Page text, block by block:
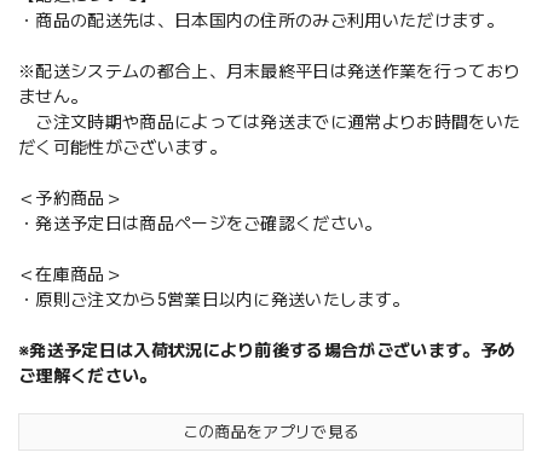
・商品の配送先は、日本国内の住所のみご利用いただけます。
※配送システムの都合上、月末最終平日は発送作業を行っており
ません。
ご注文時期や商品によっては発送までに通常よりお時間をいた
だく可能性がございます。
＜予約商品＞
・発送予定日は商品ページをご確認ください。
＜在庫商品＞
・原則ご注文から5営業日以内に発送いたします。
※発送予定日は入荷状況により前後する場合がございます。予め
ご理解ください。
この商品をアプリで見る